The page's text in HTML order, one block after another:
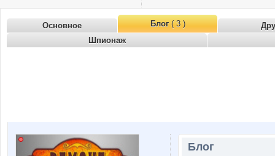
Основное Блог( 3 )
Шпионаж
Блог